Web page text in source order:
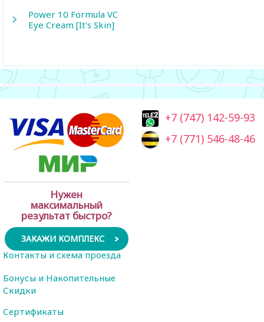
Power 10 Formula VC
Eye Cream [It's Skin]
Нужен
максимальный
результат быстро?
ЗАКАЖИ КОМПЛЕКС
+7 (747) 142-59-93
+7 (771) 546-48-46
Контакты и схема проезда
Бонусы и Накопительные
Скидки
Сертификаты